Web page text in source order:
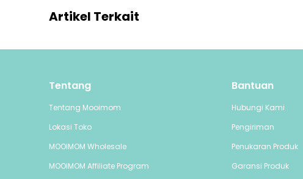
Artikel Terkait
Tentang
Tentang Mooimom
Lokasi Toko
MOOIMOM Wholesale
MOOIMOM Affiliate Program
Bantuan
Hubungi Kami
Pengiriman
Penukaran Produk
Garansi Produk